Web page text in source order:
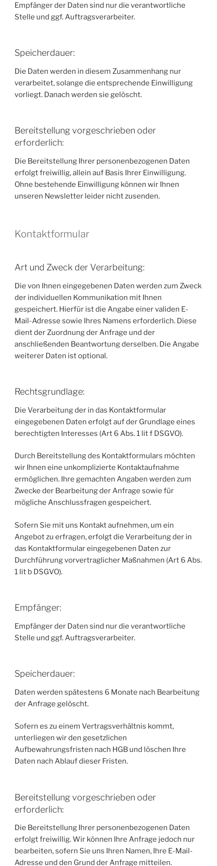
Empfänger der Daten sind nur die verantwortliche
Stelle und ggf. Auftragsverarbeiter.
Speicherdauer:
Die Daten werden in diesem Zusammenhang nur
verarbeitet, solange die entsprechende Einwilligung
vorliegt. Danach werden sie gelöscht.
Bereitstellung vorgeschrieben oder
erforderlich:
Die Bereitstellung Ihrer personenbezogenen Daten
erfolgt freiwillig, allein auf Basis Ihrer Einwilligung.
Ohne bestehende Einwilligung können wir Ihnen
unseren Newsletter leider nicht zusenden.
Kontaktformular
Art und Zweck der Verarbeitung:
Die von Ihnen eingegebenen Daten werden zum Zweck
der individuellen Kommunikation mit Ihnen
gespeichert. Hierfür ist die Angabe einer validen E-
Mail-Adresse sowie Ihres Namens erforderlich. Diese
dient der Zuordnung der Anfrage und der
anschließenden Beantwortung derselben. Die Angabe
weiterer Daten ist optional.
Rechtsgrundlage:
Die Verarbeitung der in das Kontaktformular
eingegebenen Daten erfolgt auf der Grundlage eines
berechtigten Interesses (Art 6 Abs. 1 lit f DSGVO).
Durch Bereitstellung des Kontaktformulars möchten
wir Ihnen eine unkomplizierte Kontaktaufnahme
ermöglichen. Ihre gemachten Angaben werden zum
Zwecke der Bearbeitung der Anfrage sowie für
mögliche Anschlussfragen gespeichert.
Sofern Sie mit uns Kontakt aufnehmen, um ein
Angebot zu erfragen, erfolgt die Verarbeitung der in
das Kontaktformular eingegebenen Daten zur
Durchführung vorvertraglicher Maßnahmen (Art 6 Abs.
1 lit b DSGVO).
Empfänger:
Empfänger der Daten sind nur die verantwortliche
Stelle und ggf. Auftragsverarbeiter.
Speicherdauer:
Daten werden spätestens 6 Monate nach Bearbeitung
der Anfrage gelöscht.
Sofern es zu einem Vertragsverhältnis kommt,
unterliegen wir den gesetzlichen
Aufbewahrungsfristen nach HGB und löschen Ihre
Daten nach Ablauf dieser Fristen.
Bereitstellung vorgeschrieben oder
erforderlich:
Die Bereitstellung Ihrer personenbezogenen Daten
erfolgt freiwillig. Wir können Ihre Anfrage jedoch nur
bearbeiten, sofern Sie uns Ihren Namen, Ihre E-Mail-
Adresse und den Grund der Anfrage mitteilen.